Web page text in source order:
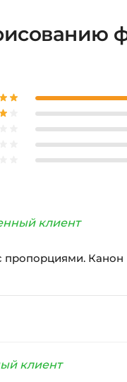
клиент
пропорциями.
клиент